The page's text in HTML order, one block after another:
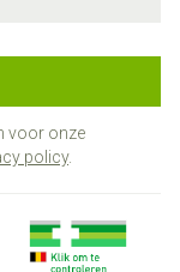
voor onze
policy.